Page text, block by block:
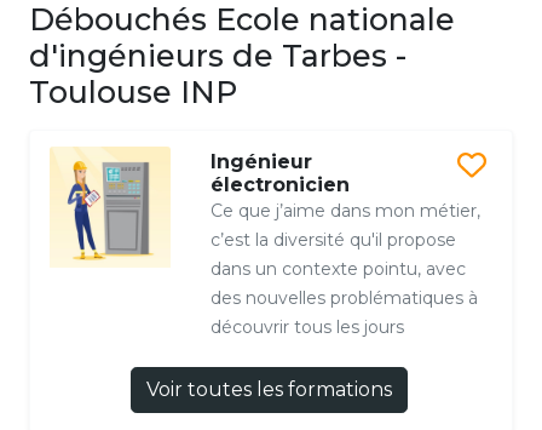
Débouchés Ecole nationale
d'ingénieurs de Tarbes -
Toulouse INP
Ingénieur
électronicien
Ce que j’aime dans mon métier,
c’est la diversité qu'il propose
dans un contexte pointu, avec
des nouvelles problématiques à
découvrir tous les jours
Voir toutes les formations